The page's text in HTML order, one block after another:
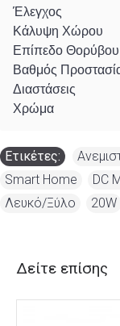
Έλεγχος
Κάλυψη Χώρου
Επίπεδο Θορύβου
Βαθμός
Διαστάσεις
Χρώμα
Ετικέτες:
Smart Home
DC
Λευκό/Ξύλο
20W
Δείτε επίσης